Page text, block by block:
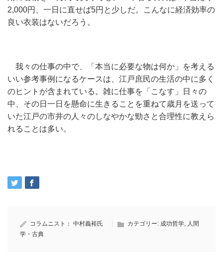
2,000円、一日に直せば5円と少しだ。こんなに経済効率の
良い衣装はないだろう。
我々の仕事の中で、「本当に必要な物は何か」を考える
いい参考事例になるケースは、江戸庶民の生活の中に多く
のヒントが含まれている。雑に仕事を「こなす」日々の
中、その日一日を懸命に生きることを重ねて歳月を送って
いた江戸の市井の人々のしなやかな勁さと合理性に教えら
れることは多い。
コラムニスト： 中村義裕氏 カテゴリー: 成功哲学, 人間
学・古典